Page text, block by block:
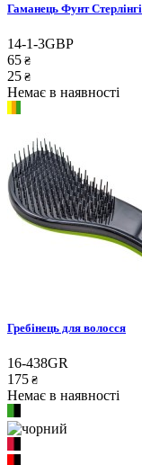
Гаманець Фунт
14-1-3GBP
65 ₴
25 ₴
Немає в наявності
Гребінець для волосся
16-438GR
175 ₴
Немає в наявності